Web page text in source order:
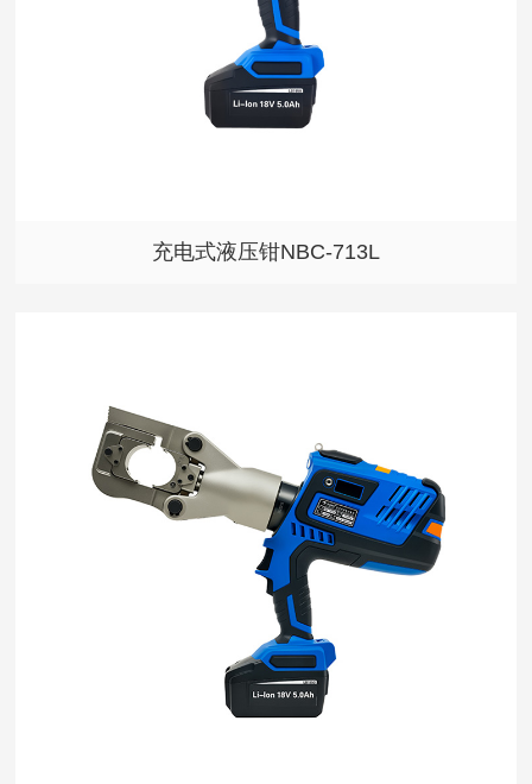
充电式液压钳NBC-713L